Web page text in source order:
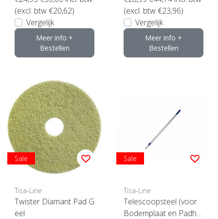
(excl. btw €20,62)
Vergelijk
Meer info +
Bestellen
(excl. btw €23,96)
Vergelijk
Meer info +
Bestellen
Sale
Tisa-Line
Twister Diamant Pad G
eel
Sale
Tisa-Line
Telescoopsteel (voor
Bodemplaat en Padho